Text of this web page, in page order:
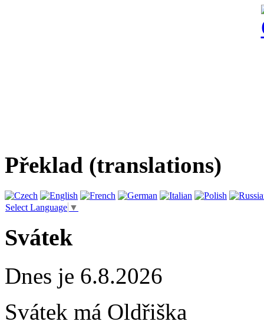
Překlad (translations)
Select Language ▼
Svátek
Dnes je 6.8.2026
Svátek má Oldřiška